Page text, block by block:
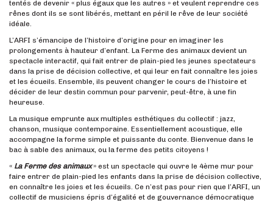
tentés de devenir « plus égaux que les autres » et veulent reprendre ces
rênes dont ils se sont libérés, mettant en péril le rêve de leur société
idéale.
L’ARFI s’émancipe de l’histoire d’origine pour en imaginer les
prolongements à hauteur d’enfant. La Ferme des animaux devient un
spectacle interactif, qui fait entrer de plain-pied les jeunes spectateurs
dans la prise de décision collective, et qui leur en fait connaître les joies
et les écueils. Ensemble, ils peuvent changer le cours de l’histoire et
décider de leur destin commun pour parvenir, peut-être, à une fin
heureuse.
La musique emprunte aux multiples esthétiques du collectif : jazz,
chanson, musique contemporaine. Essentiellement acoustique, elle
accompagne la forme simple et puissante du conte. Bienvenue dans le
bac à sable des animaux, ou la ferme des petits citoyens !
« La Ferme des animaux» est un spectacle qui ouvre le 4ème mur pour
faire entrer de plain-pied les enfants dans la prise de décision collective,
en connaître les joies et les écueils. Ce n’est pas pour rien que l’ARFI, un
collectif de musiciens épris d’égalité et de gouvernance démocratique